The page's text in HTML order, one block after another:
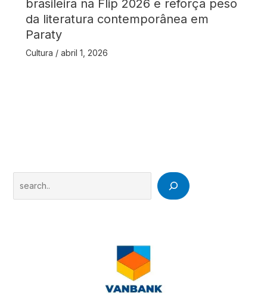
brasileira na Flip 2026 e reforça peso
da literatura contemporânea em
Paraty
Cultura / abril 1, 2026